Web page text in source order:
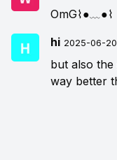
OmG⌇●﹏●⌇
hi 2025-06-20
but also the
way better